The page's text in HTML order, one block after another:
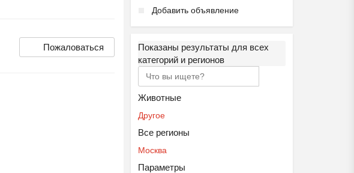
Пожаловаться
Добавить объявление
Показаны результаты для всех
категорий и регионов
Животные
Другое
Все регионы
Москва
Параметры